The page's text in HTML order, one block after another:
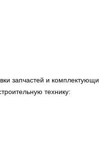
запчастей и
технику: